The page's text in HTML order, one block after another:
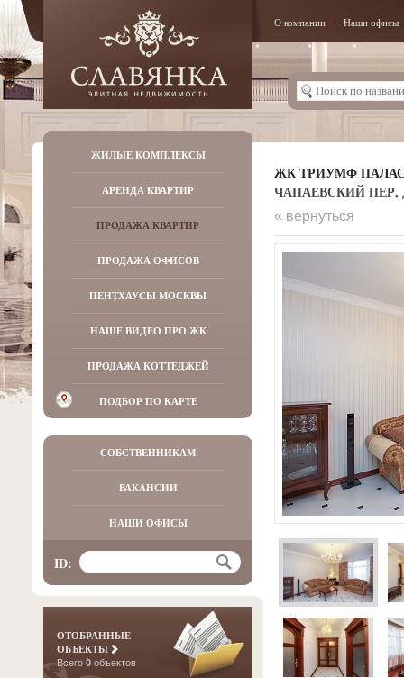
О компании Наши офисы
ЖИЛЫЕ КОМПЛЕКСЫ
АРЕНДА КВАРТИР
ПРОДАЖА КВАРТИР
ПРОДАЖА ОФИСОВ
ПЕНТХАУСЫ МОСКВЫ
НАШЕ ВИДЕО ПРО ЖК
ПРОДАЖА КОТТЕДЖЕЙ
ПОДБОР ПО КАРТЕ
СОБСТВЕННИКАМ
ВАКАНСИИ
НАШИ ОФИСЫ
ID:
ОТОБРАННЫЕ
ОБЪЕКТЫ
Всего 0 объектов
ЖК ТРИУМФ
ЧАПАЕВСКИЙ ПЕР,
« вернуться